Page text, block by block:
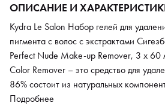
ОПИСАНИЕ И
Kydra Le Salon Набор гелей для
пигмента с волос с экстрактами
Perfect Nude Make-up Remover, 3 x 60
Color Remover – это средство для
86% состоит из натуральных
решение для таких ситуаций, когда
Подробнее